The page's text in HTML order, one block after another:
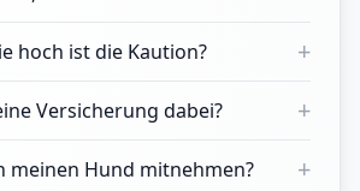
hoch ist die Kaution? +
Versicherung dabei? +
meinen Hund mitnehmen? +